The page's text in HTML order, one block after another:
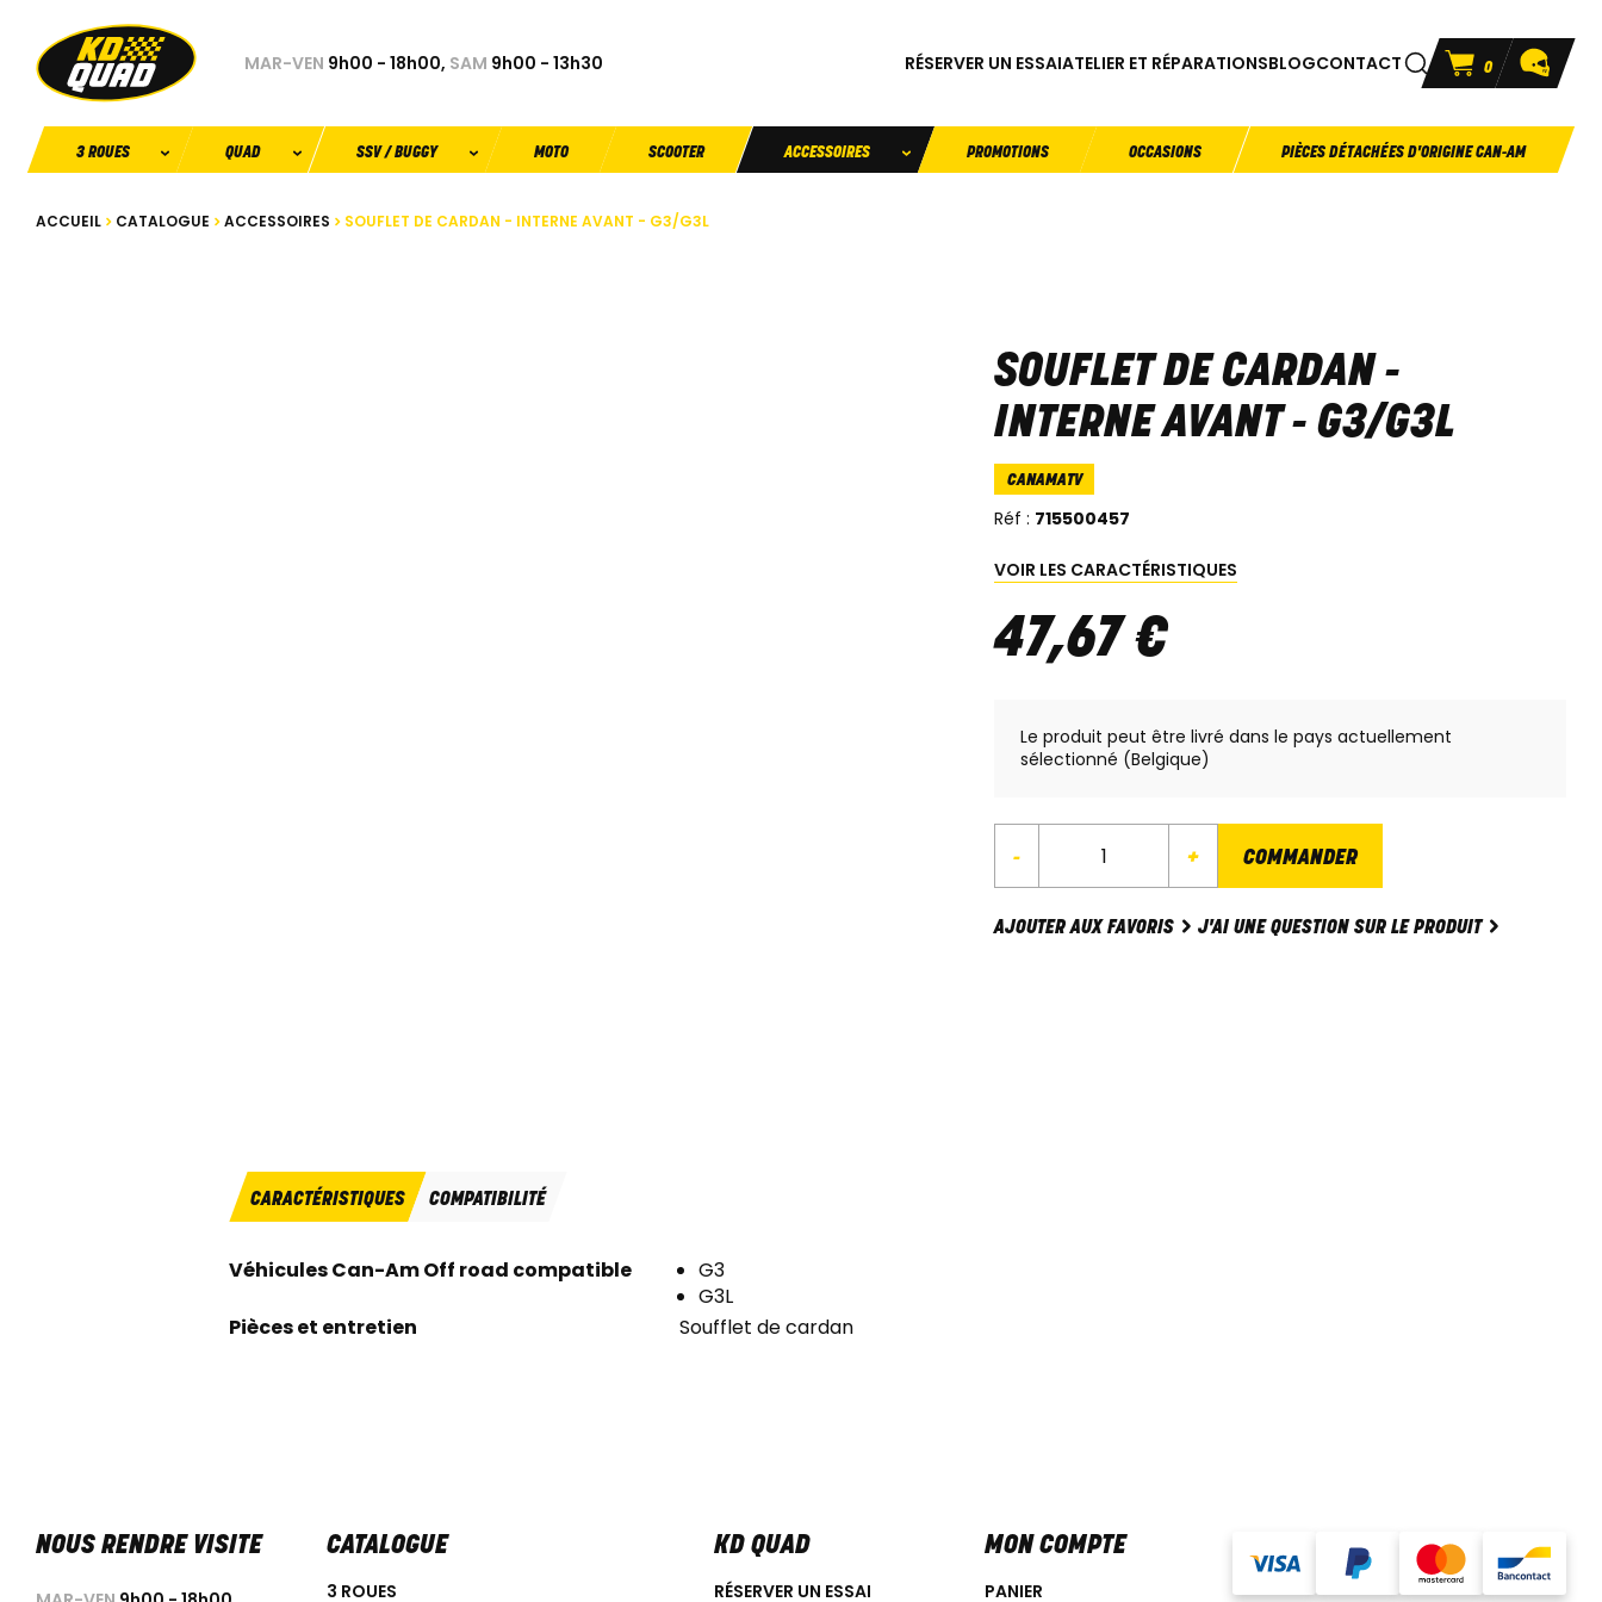
MAR-VEN 9h00 - 18h00, SAM 9h00 - 13h30 RÉSERVER UN ESSAIATELIER ET RÉPARATIONSBLOGCONTACT 0
3 ROUES QUAD SSV / BUGGY MOTO SCOOTER ACCESSOIRES PROMOTIONS OCCASIONS PIÈCES DÉTACHÉES D'ORIGINE CAN-AM
ACCUEIL CATALOGUE ACCESSOIRES SOUFLET DE CARDAN - INTERNE AVANT - G3/G3L
SOUFLET DE CARDAN -
INTERNE AVANT - G3/G3L
CANAMATV
Réf : 715500457
VOIR LES CARACTÉRISTIQUES
47,67€
Le produit peut être livré dans le pays actuellement
sélectionné (Belgique)
- + COMMANDER
AJOUTER AUX FAVORIS J'AI UNE QUESTION SUR LE PRODUIT
CARACTÉRISTIQUES COMPATIBILITÉ
Véhicules Can-Am Off road compatible
G3
G3L
Pièces et entretien
Soufflet de cardan
NOUS RENDRE VISITE CATALOGUE
3 ROUES
KD QUAD
RÉSERVER UN ESSAI
MON COMPTE
PANIER